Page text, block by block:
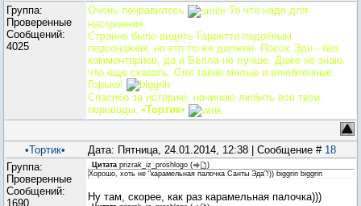
Группа:
Проверенные
Сообщений:
4025
Очень понравилось
То что надо для
настроения.
Странно было видеть Гарретта подобным
персонажем, но кто-то же должен. Посох Эди - без
комментариев, да и Белла не лучше. Даже не знаю,
что еще сказать. Они такие милые и влюбленные.
Горько!
Спасибо за историю, начинаю любить все твои
переводы, •Тортик•
•Тортик• Дата: Пятница, 24.01.2014, 12:38 | Сообщение # 18
Группа:
Проверенные
Сообщений:
1690
Цитата prizrak_iz_proshlogo (
)
Хорошо, хоть не "карамельная палочка Санты Эда"!)) biggrin biggrin
Ну там, скорее, как раз карамельная палочка)))